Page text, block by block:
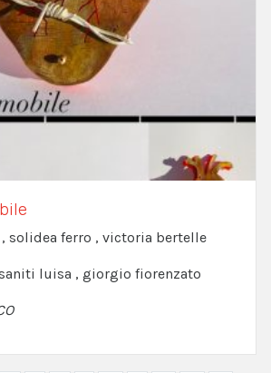
solidea ferro , victoria bertelle
luisa , giorgio fiorenzato